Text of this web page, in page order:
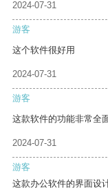
2024-07-31
游客
这个软件很好用
2024-07-31
游客
这款软件的功能非常全
2024-07-31
游客
这款办公软件的界面设